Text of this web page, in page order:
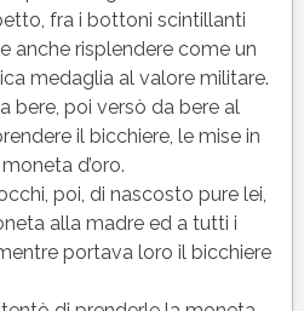
fra i bottoni scintillanti
anche risplendere come un
medaglia al valore militare.
bere, poi versò da bere al
il bicchiere, le mise in
d’oro.
poi, di nascosto pure lei,
alla madre ed a tutti i
portava loro il bicchiere